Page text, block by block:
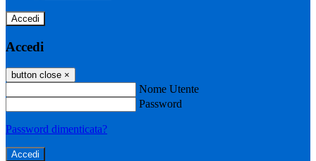
Accedi
Accedi
button close ×
Nome Utente
Password
Password dimenticata?